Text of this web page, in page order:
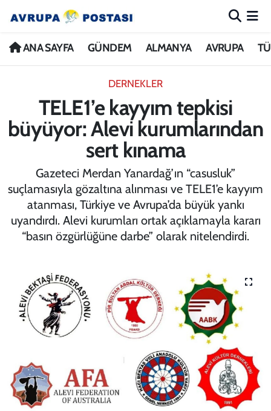
ANA SAYFA GÜNDEM ALMANYA AVRUPA
DERNEKLER
TELE1’e kayyım tepkisi
büyüyor: Alevi kurumlarından
sert kınama
Gazeteci Merdan Yanardağ’ın “casusluk”
suçlamasıyla gözaltına alınması ve TELE1’e kayyım
atanması, Türkiye ve Avrupa’da büyük yankı
uyandırdı. Alevi kurumları ortak açıklamayla kararı
“basın özgürlüğüne darbe” olarak nitelendirdi.
ANA SAYFA
ALMANYA
AVRUPA
TÜRKİYE
DÜNYA
KÜLTÜR
KADIN
YAZARLAR
Nöbetçi Eczaneler
İstanbul Namaz Vakitleri
Trafik Durumu
Avrupa Ligi Puan Durumu ve Fikstür
Tüm Manşetler
Son Dakika Haberleri